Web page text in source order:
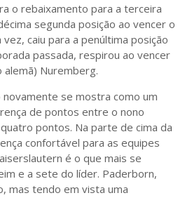
o rebaixamento para a terceira
segunda posição ao vencer o
caiu para a penúltima posição
passada, respirou ao vencer
Nuremberg.
se mostra como um
de pontos entre o nono
pontos. Na parte de cima da
confortável para as equipes
é o que mais se
e a sete do líder. Paderborn,
mas tendo em vista uma